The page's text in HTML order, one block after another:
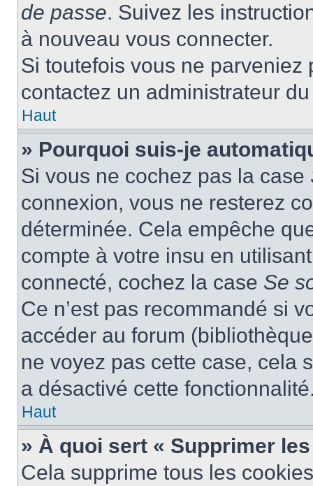
de passe. Suivez les
à nouveau vous connecter.
Si toutefois vous ne
contactez un administrateur
Haut
» Pourquoi suis-je
Si vous ne cochez pas la case
connexion, vous ne resterez
déterminée. Cela empêche
compte à votre insu en
connecté, cochez la case Se
Ce n’est pas recommandé si
accéder au forum
ne voyez pas cette case, cela
a désactivé cette
Haut
» À quoi sert « Supprimer
Cela supprime tous les